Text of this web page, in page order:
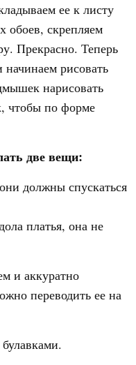
ее к листу
обоев, скрепляем
Прекрасно. Теперь
рисовать
нарисовать
чтобы по форме
две вещи:
должны спускаться
платья, она не
и аккуратно
переводить ее на